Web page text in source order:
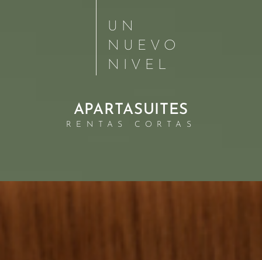
UN
NUEVO
NIVEL
APARTASUITES
RENTAS CORTAS